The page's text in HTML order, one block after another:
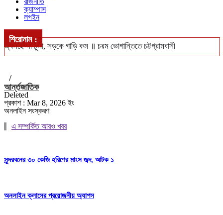
ক্যাম্পাস
লগইন
শিরোনাম :
জ্বলছে না চুলা, সড়কে গাড়ি কম ॥ চরম ভোগান্তিতে চট্টগ্রামবাসী
সিএমপি’র নিজস্ব জনবলে চলবে ট্রাফিক ব্যবস্থাপনা
ঢাকা-পাবনা ও ঢাকা-খুলনা রুটে নতুন আন্তঃনগর ট্রেন চালুর পরিকল্পনা ॥ চালু
হবে বন্ধ লোকাল-মেইল
বঙ্গোপসাগরে ধরা পড়লো ২৯ কেজির ইয়েলোফিন টুনা, ৪০ হাজারে বিক্রি
/
আর্ন্তজাতিক
Deleted
প্রকাশ : Mar 8, 2026 ইং
অনলাইন সংস্করণ
এ সম্পর্কিত আরও খবর
সুন্দরবনের ৩০ কেজি হরিণের মাংস জব্দ, আটক ১
অনলাইন ক্লাসের প্রয়োজনীয় অ্যাপস